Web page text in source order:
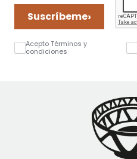
Suscríbeme›
Acepto Términos y
condiciones